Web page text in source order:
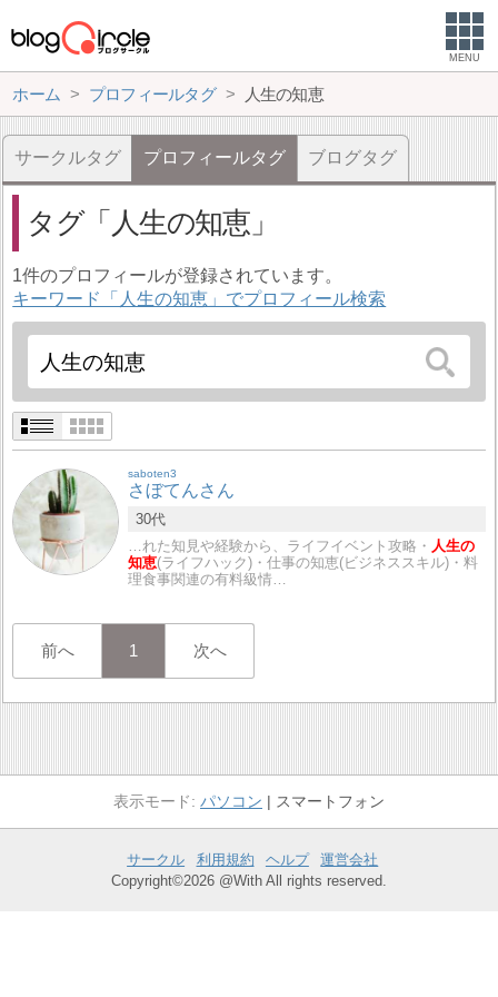
MENU
ホーム プロフィールタグ 人生の知恵
サークルタグ プロフィールタグ ブログタグ
タグ 人生の知恵
1件のプロフィールが登録されています。
キーワード「人生の知恵」でプロフィール検索
saboten3
さぼてんさん
30代
…れた知見や経験から、ライフイベント攻略・ 人生の
知恵(ライフハック)・仕事の知恵(ビジネススキル)・料
理食事関連の有料級情…
前へ 1 次へ
パソコン スマートフォン
サークル 利用規約 ヘルプ
運営会社
Copyright©2026 @With All rights reserved.